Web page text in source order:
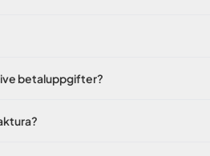
betaluppgifter?